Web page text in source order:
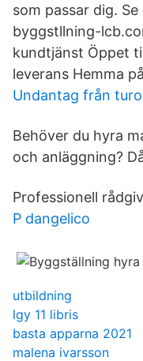
som passar dig.
byggstllning-
kundtjänst Öppet
leverans Hemma
Undantag från
Behöver du hyra
och anläggning?
Professionell
P dangelico
utbildning
lgy 11 libris
basta apparna 2021
malena ivarsson